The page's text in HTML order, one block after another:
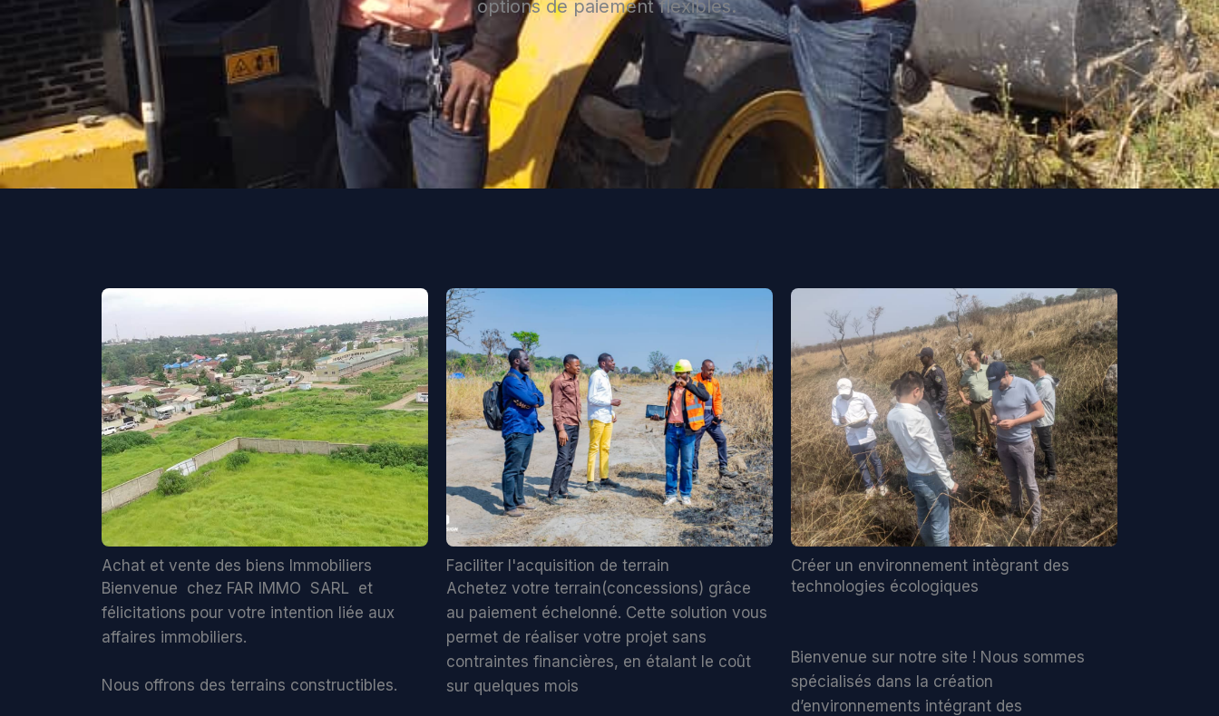
options de paiement flexibles.
Achat et vente des biens Immobiliers
Bienvenue chez FAR IMMO SARL et
félicitations pour votre intention liée aux
affaires immobiliers.
Nous offrons des terrains constructibles.
Faciliter l'acquisition de terrain
Achetez votre terrain(concessions) grâce
au paiement échelonné. Cette solution vous
permet de réaliser votre projet sans
contraintes financières, en étalant le coût
sur quelques mois
Créer un environnement intègrant des
technologies écologiques
Bienvenue sur notre site ! Nous sommes
spécialisés dans la création
d’environnements intégrant des